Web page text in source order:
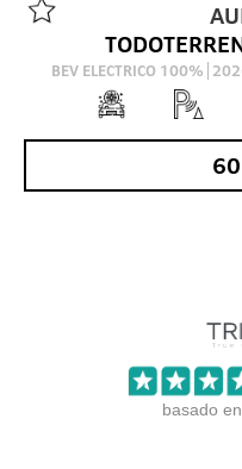
BEV ELECTRICO 100%
basado en